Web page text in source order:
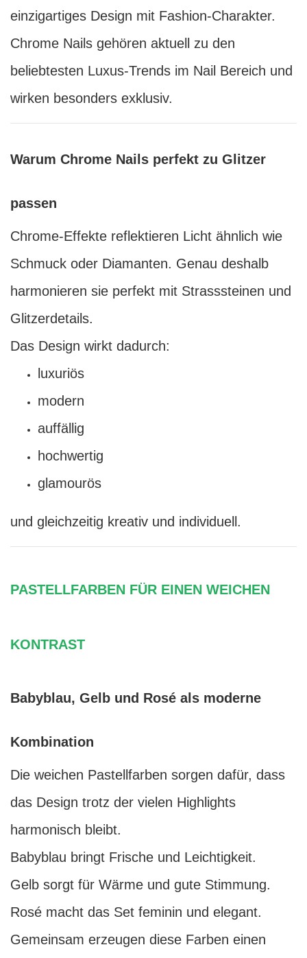
einzigartiges Design mit Fashion-Charakter.
Chrome Nails gehören aktuell zu den
beliebtesten Luxus-Trends im Nail Bereich und
wirken besonders exklusiv.
Warum Chrome Nails perfekt zu Glitzer
passen
Chrome-Effekte reflektieren Licht ähnlich wie
Schmuck oder Diamanten. Genau deshalb
harmonieren sie perfekt mit Strasssteinen und
Glitzerdetails.
Das Design wirkt dadurch:
luxuriös
modern
auffällig
hochwertig
glamourös
und gleichzeitig kreativ und individuell.
PASTELLFARBEN FÜR EINEN WEICHEN
KONTRAST
Babyblau, Gelb und Rosé als moderne
Kombination
Die weichen Pastellfarben sorgen dafür, dass
das Design trotz der vielen Highlights
harmonisch bleibt.
Babyblau bringt Frische und Leichtigkeit.
Gelb sorgt für Wärme und gute Stimmung.
Rosé macht das Set feminin und elegant.
Gemeinsam erzeugen diese Farben einen